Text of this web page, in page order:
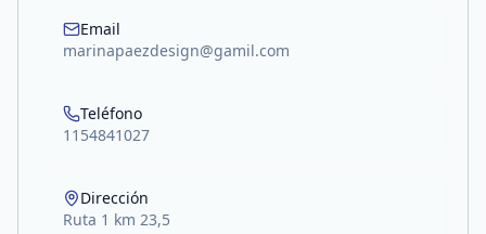
Email
marinapaezdesign@gamil.com
Teléfono
1154841027
Dirección
Ruta 1 km 23,5